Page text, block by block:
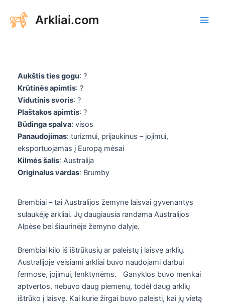
contenu
Arkliai.com
Aukštis ties gogu: ?
Krūtinės apimtis: ?
Vidutinis svoris: ?
Plaštakos apimtis: ?
Būdinga spalva: visos
Panaudojimas: turizmui, prijaukinus – jojimui,
eksportuojamas į Europą mėsai
Kilmės šalis: Australija
Originalus vardas: Brumby
Brembiai – tai Australijos žemyne laisvai gyvenantys
sulaukėję arkliai. Jų daugiausia randama Australijos
Alpėse bei šiaurinėje žemyno dalyje.
Brembiai kilo iš ištrūkusių ar paleistų į laisvę arklių.
Australijoje veisiami arkliai buvo naudojami darbui
fermose, jojimui, lenktynėms. Ganyklos buvo menkai
aptvertos, nebuvo daug piemenų, todėl daug arklių
ištrūko į laisvę. Kai kurie žirgai buvo paleisti, kai jų vietą